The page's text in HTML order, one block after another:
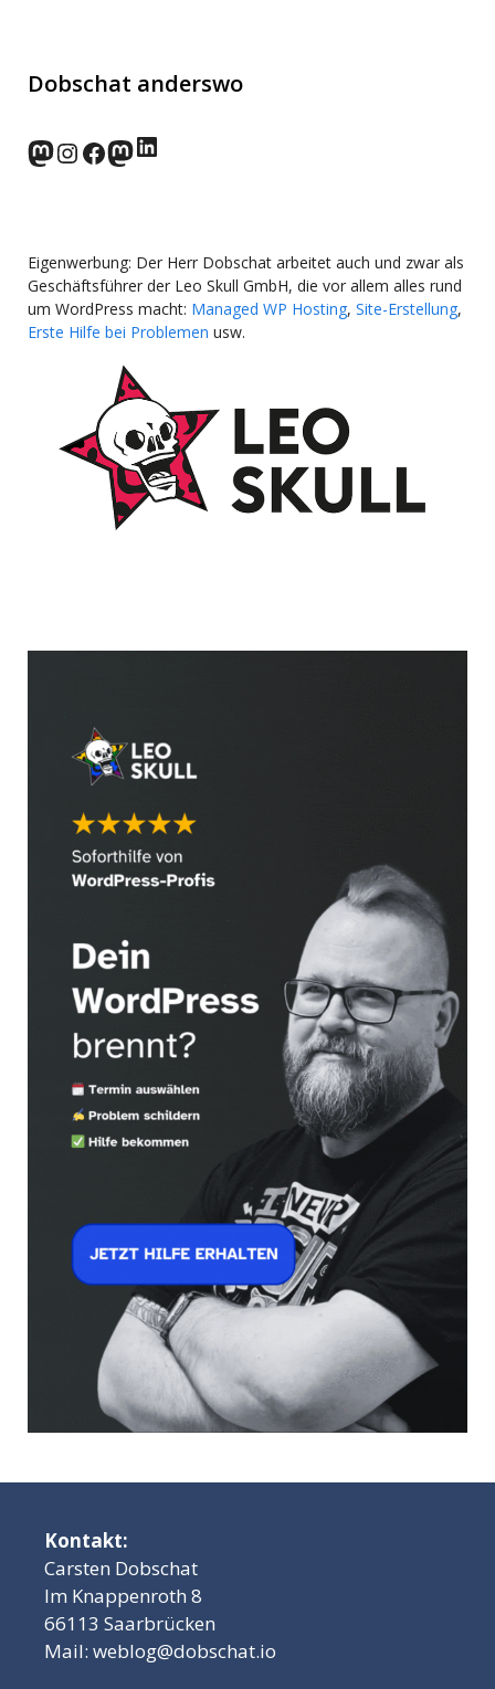
Dobschat anderswo
norden.social
Instagram
Facebook
wp-punks.social
LinkedIn
Eigenwerbung: Der Herr Dobschat arbeitet auch und zwar als
Geschäftsführer der Leo Skull GmbH, die vor allem alles rund
um WordPress macht: Managed WP Hosting, Site-Erstellung,
Erste Hilfe bei Problemen usw.
Kontakt:
Carsten Dobschat
Im Knappenroth 8
66113 Saarbrücken
Mail: weblog@dobschat.io